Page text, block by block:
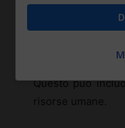
Innanzitutto, è
Questo può
risorse umane.